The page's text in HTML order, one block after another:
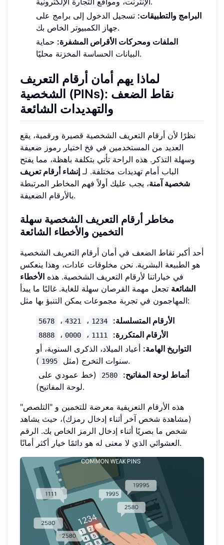
البرامج والتطبيقات: تسجيل الدخول إلى برامج على
جهاز الكمبيوتر الخاص بك.
الملفات ومحركات الأقراص المشفرة: حماية
البيانات الحساسة المخزنة محليًا.
لماذا يهم أمان أرقام التعريف
الشخصية (PINs): نقاط الضعف
والتهديدات الشائعة
نظرًا لأن أرقام التعريف الشخصية قصيرة ورقمية، يقع
العديد من المستخدمين في فخ اختيار رموز ضعيفة
وسهلة التذكر. هذه الراحة تأتي بتكلفة باهظة، مما يفتح
الباب أمام تهديدات مختلفة. لـ إنشاء أرقام تعريف
شخصية آمنة، يجب عليك أولاً فهم المخاطر المرتبطة
بالأرقام الضعيفة.
مخاطر أرقام التعريف الشخصية سهلة
التخمين والأخطاء الشائعة
أحد أكبر نقاط الضعف في أمان أرقام التعريف الشخصية
هو الطبيعة البشرية. نحن مخلوقات عادات، وهذا ينعكس
في خياراتنا لأرقام التعريف الشخصية. هذه الأخطاء
الشائعة تجعل مهمة القرصان سهلة للغاية. غالبًا ما يبدأ
المهاجمون في تجربة مجموعات يمكن التنبؤ بها مثل:
الأرقام المتسلسلة:
1234 ، 4321 ، 5678
الأرقام المتكررة: 1111 ، 0000 ، 8888
التواريخ الهامة: أعياد الميلاد، الذكرى السنوية، أو
سنوات التخرج (مثل
1995
).
أنماط لوحة المفاتيح:
2580
(خط عمودي على
لوحة المفاتيح).
هذه الأرقام التعريفية معرضة للتخمين و "التلصص"
(مشاهدة شخص آخر أثناء إدخال رمزك)، حيث يشاهد
شخص ما بصريًا أثناء إدخال الرمز الخاص بك. الرقم
العشوائي الذي لا معنى له هو دائمًا خيار أكثر أمانًا.